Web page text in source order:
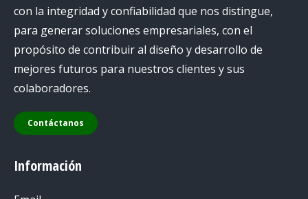
con la integridad y confiabilidad que nos distingue,
para generar soluciones empresariales, con el
propósito de contribuir al diseño y desarrollo de
mejores futuros para nuestros clientes y sus
colaboradores.
Contáctanos
Información